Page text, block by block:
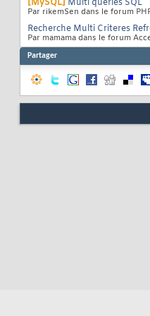
[MySQL] Multi queries SQL
Par rikemSen dans le forum
Recherche Multi Criteres
Par mamama dans le forum
Partager